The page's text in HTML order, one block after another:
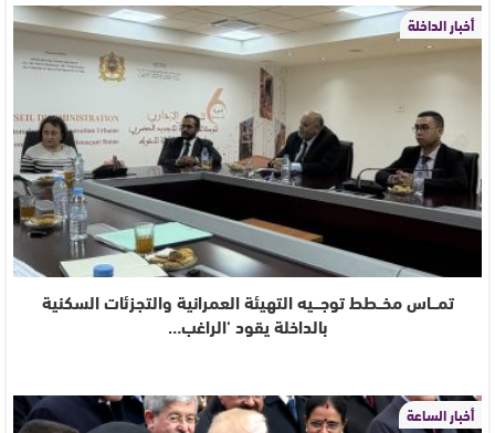
أخبار الداخلة
تمـــاس مخــطط توجـــيه التهيئة العمرانية والتجزئات السكنية
بالداخلة يقود ‘الراغب…
أخبار الساعة